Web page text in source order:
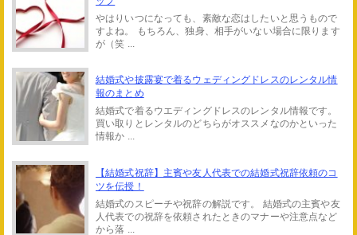
やはりいつになっても、素敵な恋はしたいと思うもので
すよね。 もちろん、独身、相手がいない場合に限ります
が（笑 ...
結婚式や披露宴で着るウェディングドレスのレンタル情
報のまとめ
結婚式で着るウエディングドレスのレンタル情報です。
買い取りとレンタルのどちらがオススメなのかといった
情報か ...
【結婚式祝辞】主賓や友人代表での結婚式祝辞依頼のコ
ツを伝授！
結婚式のスピーチや祝辞の解説です。 結婚式の主賓や友
人代表での祝辞を依頼されたときのマナーや注意点など
から落 ...